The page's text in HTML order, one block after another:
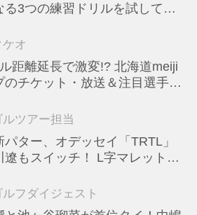
る3つの練習ドリルを試してみ
オ
距離延長で激変!? 北海道meiji
のチケット・放送＆注目選手ま
ツアー担当
パター、オデッセイ「TRTL」
遼もスイッチ！ L字マレットか
フダイジェスト